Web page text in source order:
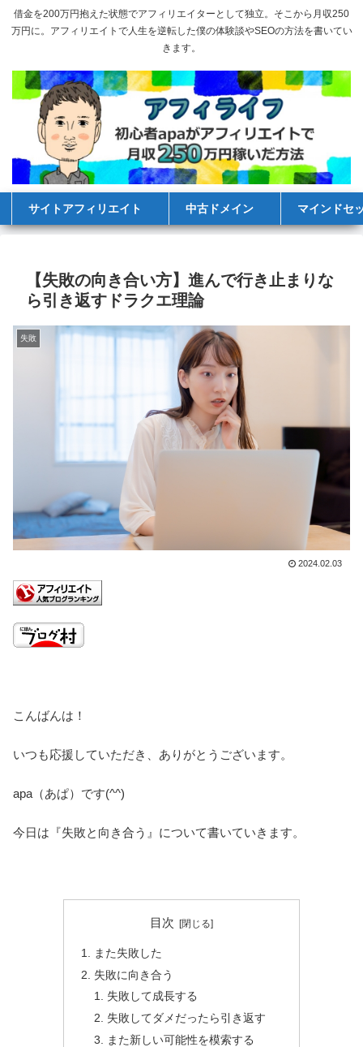
借金を200万円抱えた状態でアフィリエイターとして独立。そこから月収250
万円に。アフィリエイトで人生を逆転した僕の体験談やSEOの方法を書いてい
きます。
サイトアフィリエイト 中古ドメイン マインドセ
【失敗の向き合い方】進んで行き止まりな
ら引き返すドラクエ理論
失敗
2024.02.03
こんばんは！
いつも応援していただき、ありがとうございます。
apa（あぱ）です(^^)
今日は『失敗と向き合う』について書いていきます。
目次
また失敗した
失敗に向き合う
失敗して成長する
失敗してダメだったら引き返す
また新しい可能性を模索する